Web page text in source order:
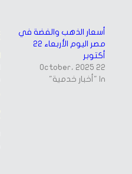
window)
window)
أسعار الذهب والفضة في
مصر اليوم الأربعاء 22
أكتوبر
22 October، 2025
In "أخبار خدمية"